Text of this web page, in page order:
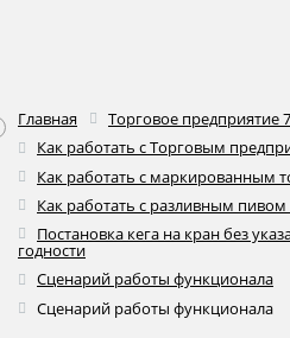
Главная
Торговое предприятие 7
Как работать с Торговым
Как работать с маркированным
Как работать с разливным пивом
Постановка кега на кран без
годности
Сценарий работы функционала
Сценарий работы функционала